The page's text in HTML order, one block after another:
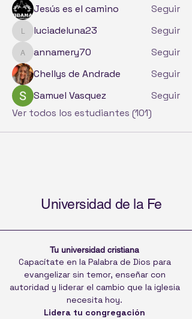
Jesús es el camino Seguir
luciadeluna23
luciadeluna23 Seguir
annamery70
annamery70
Seguir
Chellys de Andrade
Seguir
Samuel Vasquez
Seguir
Ver todos los estudiantes (101)
Universidad de la Fe
Tu universidad cristiana
Capacítate en la Palabra de Dios para
evangelizar sin temor, enseñar con
autoridad y liderar el cambio que la iglesia
necesita hoy.
Lidera tu congregación